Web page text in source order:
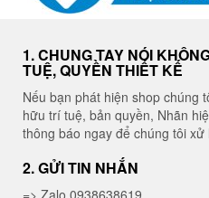
1. CHUNG TAY NÓI
TUỆ, QUYỀN THIẾT KẾ
Nếu bạn phát hiện shop chúng
hữu trí tuệ, bản quyền, Nhãn
thông báo ngay để chúng tôi xử
2. GỬI TIN NHẮN
=> Zalo 0938638619